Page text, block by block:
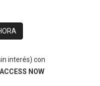
interés) con
NOW